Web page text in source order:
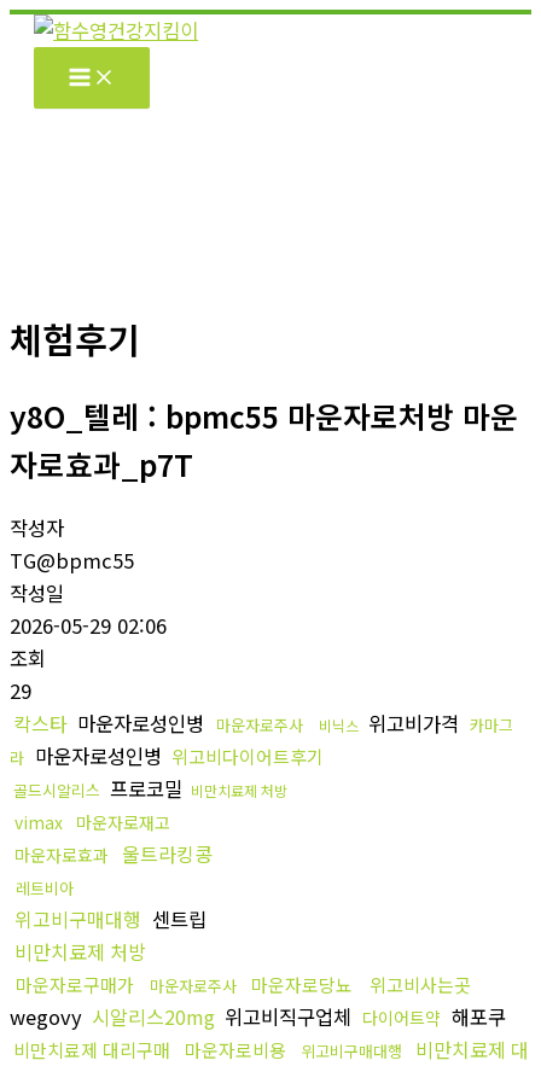
콘
체험후기
y8O_텔레 : bpmc55 마운자로처방 마운
자로효과_p7T
작성자
TG@bpmc55
작성일
2026-05-29 02:06
조회
29
칵스타 마운자로성인병 마운자로주사 비닉스 위고비가격 카마그
라 마운자로성인병 위고비다이어트후기
골드시알리스 프로코밀 비만치료제 처방
vimax 마운자로재고
마운자로효과
울트라킹콩
레트비아
위고비구매대행 센트립
비만치료제 처방
마운자로구매가 마운자로주사 마운자로당뇨 위고비사는곳
wegovy 시알리스20mg 위고비직구업체 다이어트약 해포쿠
비만치료제 대리구매 마운자로비용 위고비구매대행
비만치료제 대